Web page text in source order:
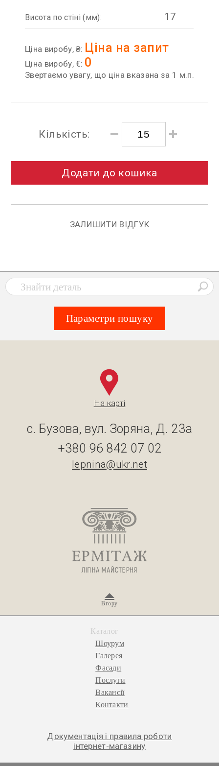
Висота по стіні (мм): 17
Ціна виробу, ₴: Ціна на запит
Ціна виробу, €: 0
Звертаємо увагу, що ціна вказана за 1 м.п.
Кількість:
Додати до кошика
ЗАЛИШИТИ ВІДГУК
Параметри пошуку
На карті
с. Бузова, вул. Зоряна, Д. 23а
+380 96 842 07 02
lepnina@ukr.net
Вгору
Каталог
Шоурум
Галерея
Фасади
Послуги
Вакансії
Контакти
Документація і правила роботи
інтернет-магазину